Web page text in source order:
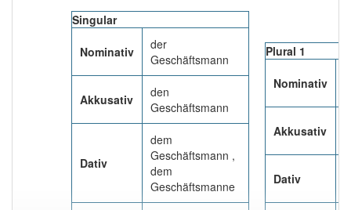
Singular
Nominativ
der
Geschäftsmann
Akkusativ
den
Geschäftsmann
Dativ
dem
Geschäftsmann ,
dem
Geschäftsmanne
Plural 1
Nominativ
Akkusativ
Dativ